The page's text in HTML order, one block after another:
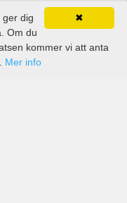
✖
ger dig
Om du
kommer vi att anta
Mer info